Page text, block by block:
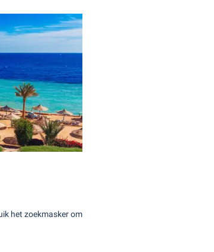
het zoekmasker om